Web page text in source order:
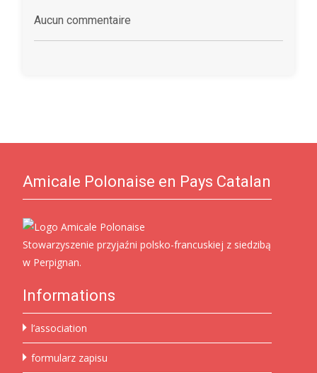
Aucun commentaire
Amicale Polonaise en Pays Catalan
Stowarzyszenie przyjaźni polsko-francuskiej z siedzibą
w Perpignan.
Informations
l’association
formularz zapisu